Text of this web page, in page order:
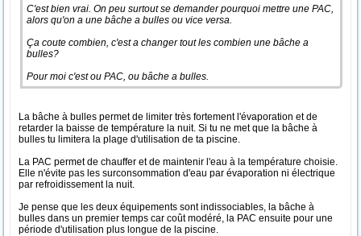
C'est bien vrai. On peu surtout se demander pourquoi mettre une PAC,
alors qu'on a une bâche a bulles ou vice versa.
Ça coute combien, c'est a changer tout les combien une bâche a
bulles?
Pour moi c'est ou PAC, ou bâche a bulles.
La bâche à bulles permet de limiter très fortement l'évaporation et de
retarder la baisse de température la nuit. Si tu ne met que la bâche à
bulles tu limitera la plage d'utilisation de ta piscine.
La PAC permet de chauffer et de maintenir l'eau à la température choisie.
Elle n'évite pas les surconsommation d'eau par évaporation ni électrique
par refroidissement la nuit.
Je pense que les deux équipements sont indissociables, la bâche à
bulles dans un premier temps car coût modéré, la PAC ensuite pour une
période d'utilisation plus longue de la piscine.